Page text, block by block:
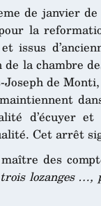
de janvier
la
issus
la chambre
Joseph de
d’écuyer
Cet arrêt
des
lozanges …,